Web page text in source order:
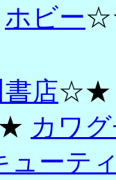
ホビー
店
カワ
ューテ